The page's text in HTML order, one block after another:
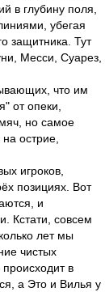
в глубину поля,
убегая
защитника. Тут
Месси, Суарез,
что им
от опеки,
но самое
острие,
игроков,
позициях. Вот
и
Кстати, совсем
лет мы
чистых
в
а Это и Вилья у